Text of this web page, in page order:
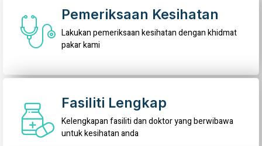
Pemeriksaan Kesihatan
Lakukan pemeriksaan kesihatan dengan khidmat
pakar kami
Fasiliti Lengkap
Kelengkapan fasiliti dan doktor yang berwibawa
untuk kesihatan anda